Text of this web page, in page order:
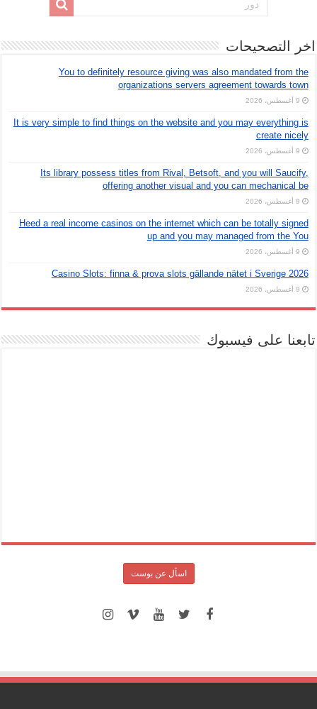
اخر التصحيحات
You to definitely resource giving was also mandated from the
organizations servers agreement towards town
9 أغسطس، 2026
It is very simple to find things on the website and you may everything is
create nicely
9 أغسطس، 2026
Its library possess titles from Rival, Betsoft, and you will Saucify,
offering another visual and you can mechanical be
9 أغسطس، 2026
Heed a real income casinos on the internet which can be totally signed
up and you may managed from the You
9 أغسطس، 2026
Casino Slots: finna & prova slots gällande nätet i Sverige 2026
9 أغسطس، 2026
تابعنا على فيسبوك
اسأل عن بوست